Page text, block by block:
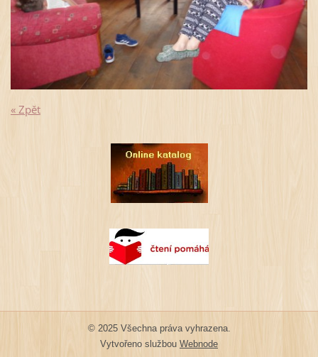
« Zpět
© 2025 Všechna práva vyhrazena.
Vytvořeno službou Webnode